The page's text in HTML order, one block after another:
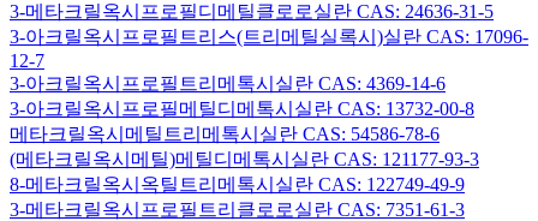
3-메타크릴옥시프로필디메틸클로로실란 CAS: 24636-31-5
3-아크릴옥시프로필트리스(트리메틸실록시)실란 CAS: 17096-
12-7
3-아크릴옥시프로필트리메톡시실란 CAS: 4369-14-6
3-아크릴옥시프로필메틸디메톡시실란 CAS: 13732-00-8
메타크릴옥시메틸트리메톡시실란 CAS: 54586-78-6
(메타크릴옥시메틸)메틸디메톡시실란 CAS: 121177-93-3
8-메타크릴옥시옥틸트리메톡시실란 CAS: 122749-49-9
3-메타크릴옥시프로필트리클로로실란 CAS: 7351-61-3